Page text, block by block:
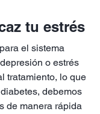
tu estrés
el sistema
o estrés
tratamiento, lo que
debemos
de manera rápida